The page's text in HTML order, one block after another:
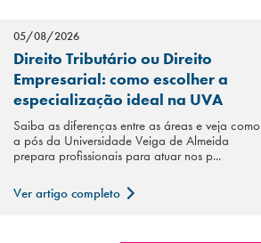
05/08/2026
Direito Tributário ou Direito
Empresarial: como escolher a
especialização ideal na UVA
Saiba as diferenças entre as áreas e veja como
a pós da Universidade Veiga de Almeida
prepara profissionais para atuar nos p...
Ver artigo completo